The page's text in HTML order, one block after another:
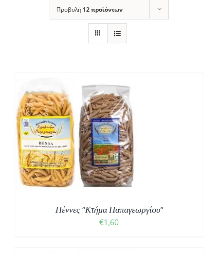
Προβολή 12 προϊόντων
Πέννες “Κτήμα Παπαγεωργίου”
€1,60